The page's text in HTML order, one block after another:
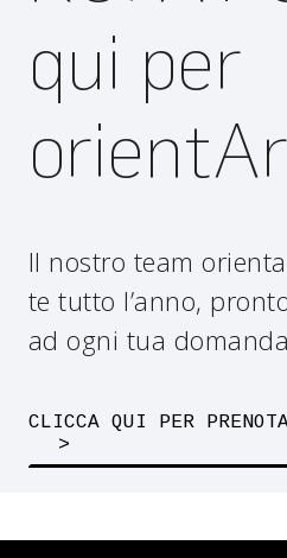
qui per
Il nostro team
te tutto l’anno,
ad ogni tua
CLICCA QUI PER